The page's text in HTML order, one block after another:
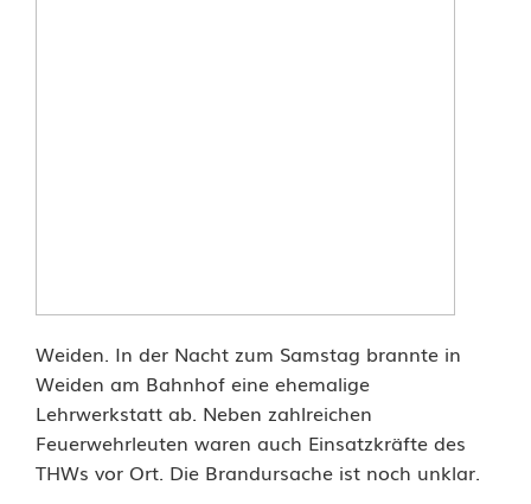
i
n
W
e
Weiden. In der Nacht zum Samstag brannte in
Weiden am Bahnhof eine ehemalige
Lehrwerkstatt ab. Neben zahlreichen
Feuerwehrleuten waren auch Einsatzkräfte des
THWs vor Ort. Die Brandursache ist noch unklar.